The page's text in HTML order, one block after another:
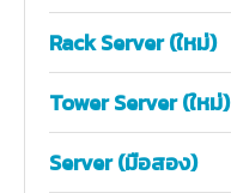
Rack Server (ใหม่)
Tower Server (ใหม่)
Server (มือสอง)